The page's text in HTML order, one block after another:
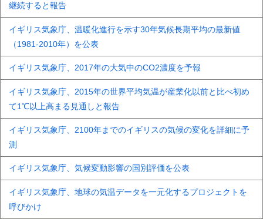
継続すると報告
イギリス気象庁、温暖化進行を示す30年気候長期平均の最新値
（1981-2010年）を公表
イギリス気象庁、2017年の大気中のCO2濃度を予報
イギリス気象庁、2015年の世界平均気温が産業化以前と比べ初め
て1℃以上高まる見通しと報告
イギリス気象庁、2100年までのイギリスの気候の変化を詳細に予
測
イギリス気象庁、気候変動影響の国別評価を公表
イギリス気象庁、地球の気温データを一元化するプロジェクトを
呼びかけ